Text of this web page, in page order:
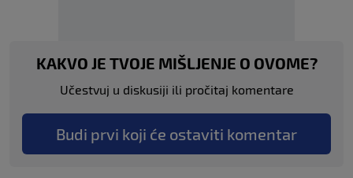
KAKVO JE TVOJE MIŠLJENJE O OVOME?
Učestvuj u diskusiji ili pročitaj komentare
Budi prvi koji će ostaviti komentar